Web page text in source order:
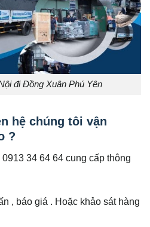
đi Đồng Xuân Phú Yên
hệ chúng tôi vận
?
34 64 64 cung cấp thông
, báo giá . Hoặc khảo sát hàng